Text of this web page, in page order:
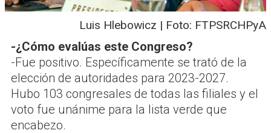
Luis Hlebowicz | Foto: FTPSRCHPyA
-¿Cómo evalúas este Congreso?
-Fue positivo. Específicamente se trató de la
elección de autoridades para 2023-2027.
Hubo 103 congresales de todas las filiales y el
voto fue unánime para la lista verde que
encabezo.